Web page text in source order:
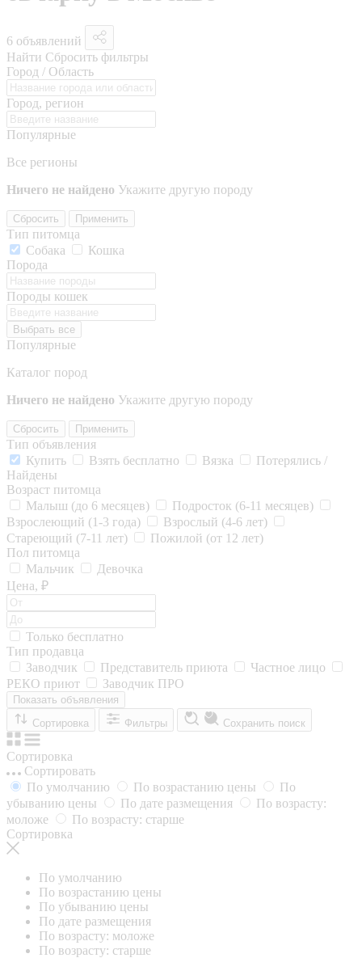
6 объявлений
Найти Сбросить фильтры
Город / Область
Город, регион
Популярные
Все регионы
Ничего не найдено Укажите другую породу
Сбросить Применить
Тип питомца
Собака
Кошка
Порода
Породы кошек
Выбрать все
Популярные
Каталог пород
Ничего не найдено Укажите другую породу
Сбросить Применить
Тип объявления
Купить
Взять бесплатно Вязка
Потерялись /
Найдены
Возраст питомца
Малыш (до 6 месяцев)
Подросток (6-11 месяцев)
Взрослеющий (1-3 года)
Взрослый (4-6 лет)
Стареющий (7-11 лет)
Пожилой (от 12 лет)
Пол питомца
Мальчик
Девочка
Цена, ₽
Только бесплатно
Тип продавца
Заводчик
Представитель приюта
Частное лицо
РЕКО приют
Заводчик ПРО
Показать объявления
Сортировка
Фильтры Сохранить поиск
Сортировка
Сортировать
По умолчанию
По возрастанию цены
По
убыванию цены
По дате размещения
По возрасту:
моложе
По возрасту: старше
Сортировка
По умолчанию
По возрастанию цены
По убыванию цены
По дате размещения
По возрасту: моложе
По возрасту: старше